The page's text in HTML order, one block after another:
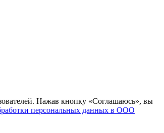
Нажав кнопку «Соглашаюсь», вы
персональных данных в ООО